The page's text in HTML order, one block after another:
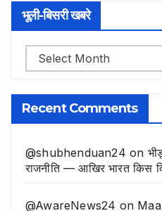
भूली-बिसरी खबरे
भूली-
बिसरी
खबरे
Recent Comments
@shubhenduan24 on
राजनीति — आखिर भारत किस
@AwareNews24 on